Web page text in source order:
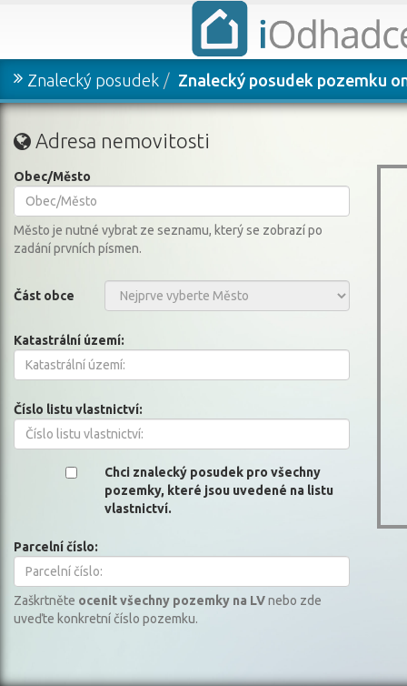
Znalecký posudek Znalecký posudek pozemku
Adresa nemovitosti
Obec/Město
Město je nutné vybrat ze seznamu, který se zobrazí po
zadání prvních písmen.
Část obce
Katastrální území:
Číslo listu vlastnictví:
Chci znalecký posudek pro všechny
pozemky, které jsou uvedené na listu
vlastnictví.
Parcelní číslo:
Zaškrtněte ocenit všechny pozemky na LVnebo zde
uveďte konkretní číslo pozemku.